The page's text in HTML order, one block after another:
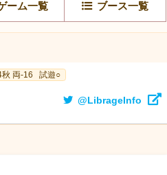
ーム一覧 ブース一覧
両-16 試遊○
@LibrageInfo